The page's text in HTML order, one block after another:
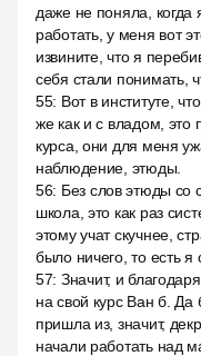
даже не поняла, когда
работать, у меня вот
извините, что я
себя стали понимать,
55: Вот в институте,
же как и с владом, это
курса, они для меня
наблюдение, этюды.
56: Без слов этюды со
школа, это как раз
этому учат скучнее,
было ничего, то есть
57: Значит, и
на свой курс Ван б. Да
пришла из, значит,
начали работать над